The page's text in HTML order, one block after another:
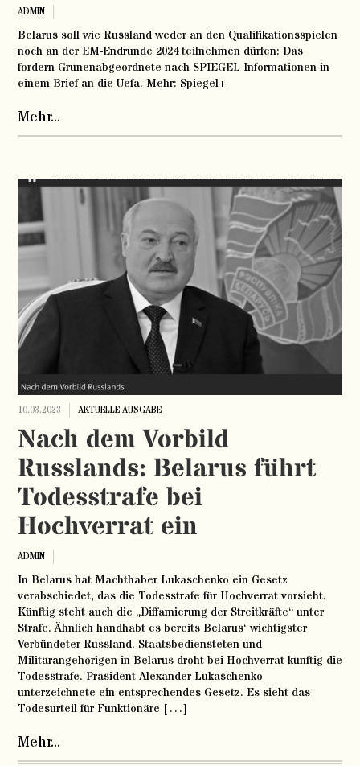
ADMIN
Belarus soll wie Russland weder an den Qualifikationsspielen
noch an der EM-Endrunde 2024 teilnehmen dürfen: Das
fordern Grünenabgeordnete nach SPIEGEL-Informationen in
einem Brief an die Uefa. Mehr: Spiegel+
Mehr...
10.03.2023 AKTUELLE AUSGABE
Nach dem Vorbild
Russlands: Belarus führt
Todesstrafe bei
Hochverrat ein
ADMIN
In Belarus hat Machthaber Lukaschenko ein Gesetz
verabschiedet, das die Todesstrafe für Hochverrat vorsieht.
Künftig steht auch die „Diffamierung der Streitkräfte“ unter
Strafe. Ähnlich handhabt es bereits Belarus‘ wichtigster
Verbündeter Russland. Staatsbediensteten und
Militärangehörigen in Belarus droht bei Hochverrat künftig die
Todesstrafe. Präsident Alexander Lukaschenko
unterzeichnete ein entsprechendes Gesetz. Es sieht das
Todesurteil für Funktionäre […]
Mehr...